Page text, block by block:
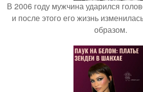
В 2006 году мужчина ударился
и после этого его жизнь
образом.